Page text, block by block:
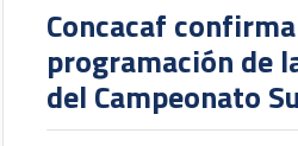
Concacaf confirma
programación de
del Campeonato